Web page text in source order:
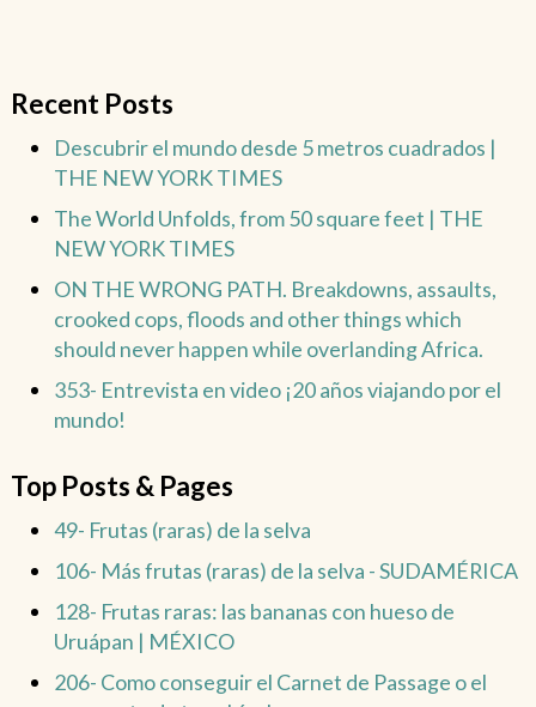
Recent Posts
Descubrir el mundo desde 5 metros cuadrados |
THE NEW YORK TIMES
The World Unfolds, from 50 square feet | THE
NEW YORK TIMES
ON THE WRONG PATH. Breakdowns, assaults,
crooked cops, floods and other things which
should never happen while overlanding Africa.
353- Entrevista en video ¡20 años viajando por el
mundo!
Top Posts & Pages
49- Frutas (raras) de la selva
106- Más frutas (raras) de la selva - SUDAMÉRICA
128- Frutas raras: las bananas con hueso de
Uruápan | MÉXICO
206- Como conseguir el Carnet de Passage o el